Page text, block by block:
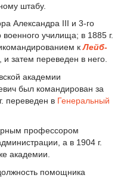
штабу.
Александра III и 3-го
военного училища; в 1885 г.
кЛейб-
, и затем переведен в него.
академии
был командирован за
переведен в Генеральный
профессором
а в 1904 г.
академии.
помощника